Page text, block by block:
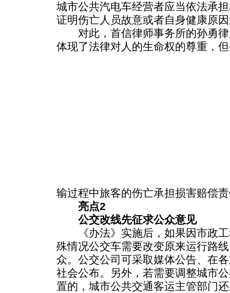
城市公共汽电车经营者应当依法承
证明伤亡人员故意或者自身健康原
对此，首信律师事务所的孙勇律
体现了法律对人的生命权的尊重，
输过程中旅客的伤亡承担损害赔偿
亮点2
公交改线先征求公众意见
《办法》实施后，如果因市政工
殊情况公交车需要改变原来运行路
众。公交公司可采取媒体公告、在
社会公布。另外，若需要调整城市
置的，城市公共交通客运主管部门